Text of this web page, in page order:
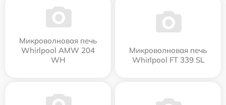
Микроволновая печь
Whirlpool AMW 204
WH
Микроволновая печь
Whirlpool FT 339 SL